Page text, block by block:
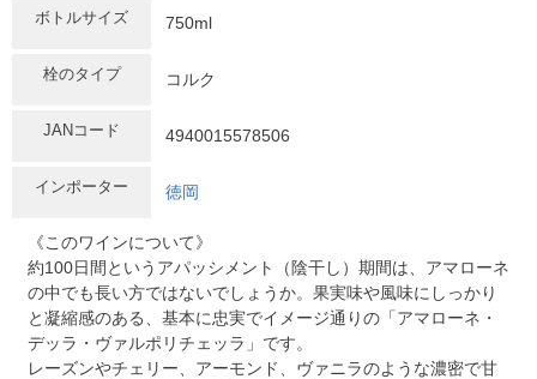
ボトルサイズ 750ml
栓のタイプ コルク
JANコード 4940015578506
インポーター 徳岡
《このワインについて》
約100日間というアパッシメント（陰干し）期間は、アマローネ
の中でも長い方ではないでしょうか。果実味や風味にしっかり
と凝縮感のある、基本に忠実でイメージ通りの「アマローネ・
デッラ・ヴァルポリチェッラ」です。
レーズンやチェリー、アーモンド、ヴァニラのような濃密で甘